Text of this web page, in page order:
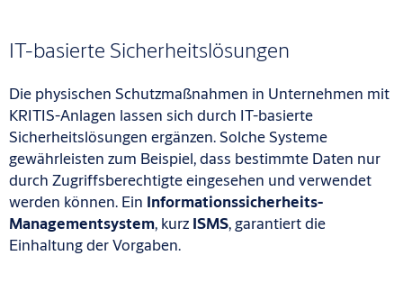
IT-basierte Sicherheitslösungen
Die physischen Schutzmaßnahmen in Unternehmen mit
KRITIS-Anlagen lassen sich durch IT-basierte
Sicherheitslösungen ergänzen. Solche Systeme
gewährleisten zum Beispiel, dass bestimmte Daten nur
durch Zugriffsberechtigte eingesehen und verwendet
werden können. Ein Informationssicherheits-
Managementsystem, kurz ISMS, garantiert die
Einhaltung der Vorgaben.